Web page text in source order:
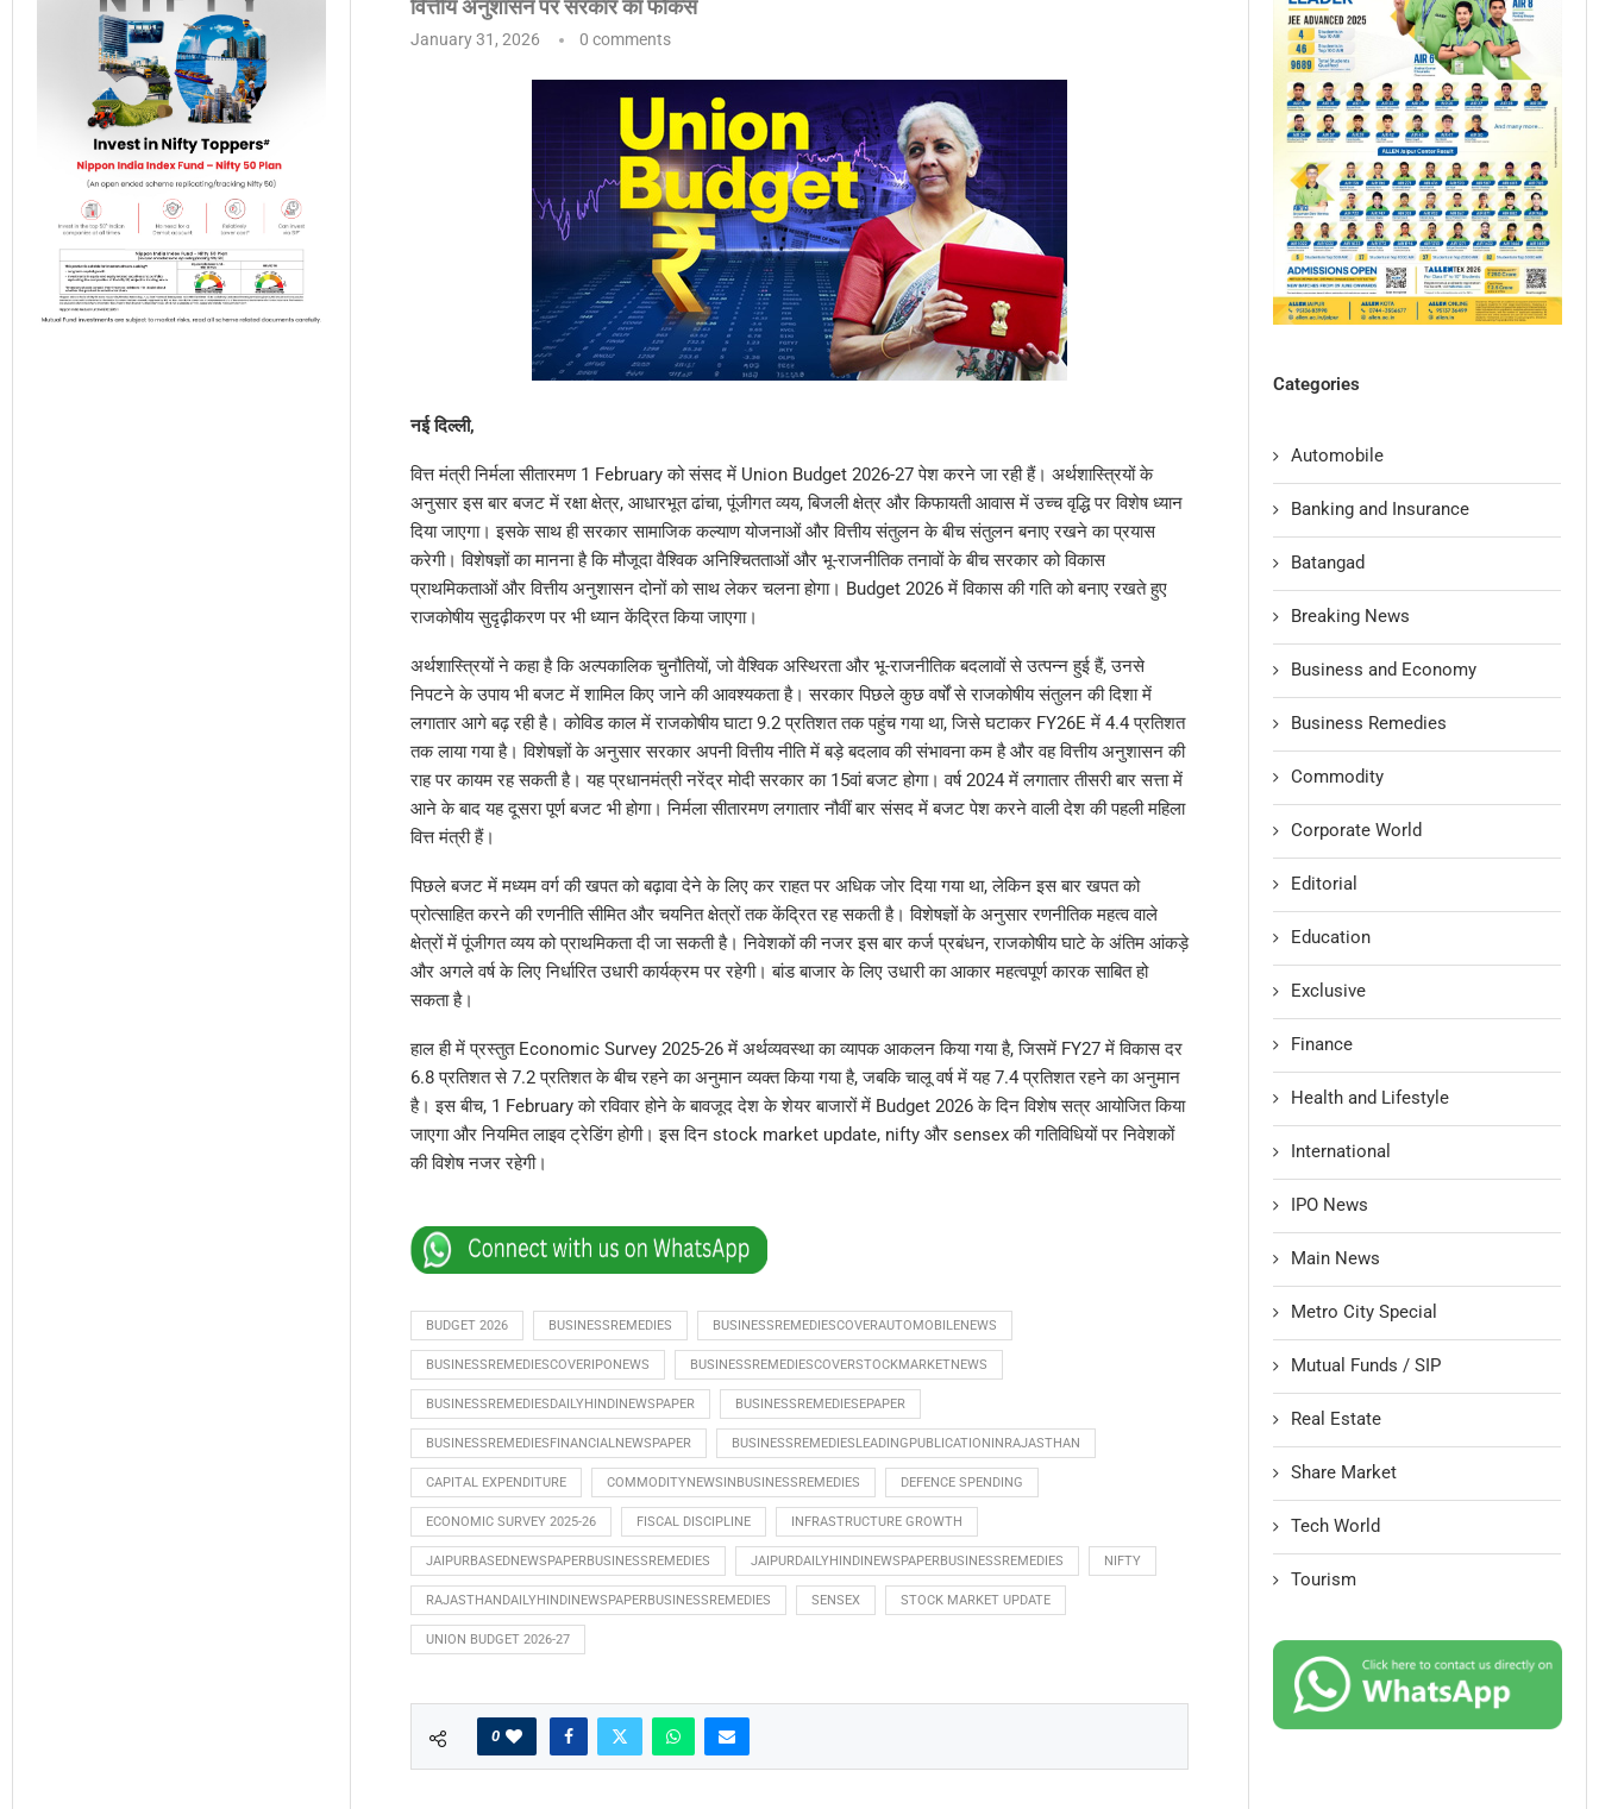
वित्तीय अनुशासन पर सरकार का फोकस
January 31, 2026 0 comments
नई दिल्ली,
वित्त मंत्री निर्मला सीतारमण 1 February को संसद में Union Budget 2026-27 पेश करने जा रही हैं। अर्थशास्त्रियों के
अनुसार इस बार बजट में रक्षा क्षेत्र, आधारभूत ढांचा, पूंजीगत व्यय, बिजली क्षेत्र और किफायती आवास में उच्च वृद्धि पर विशेष ध्यान
दिया जाएगा। इसके साथ ही सरकार सामाजिक कल्याण योजनाओं और वित्तीय संतुलन के बीच संतुलन बनाए रखने का प्रयास
करेगी। विशेषज्ञों का मानना है कि मौजूदा वैश्विक अनिश्चितताओं और भू-राजनीतिक तनावों के बीच सरकार को विकास
प्राथमिकताओं और वित्तीय अनुशासन दोनों को साथ लेकर चलना होगा। Budget 2026 में विकास की गति को बनाए रखते हुए
राजकोषीय सुदृढ़ीकरण पर भी ध्यान केंद्रित किया जाएगा।
अर्थशास्त्रियों ने कहा है कि अल्पकालिक चुनौतियों, जो वैश्विक अस्थिरता और भू-राजनीतिक बदलावों से उत्पन्न हुई हैं, उनसे
निपटने के उपाय भी बजट में शामिल किए जाने की आवश्यकता है। सरकार पिछले कुछ वर्षों से राजकोषीय संतुलन की दिशा में
लगातार आगे बढ़ रही है। कोविड काल में राजकोषीय घाटा 9.2 प्रतिशत तक पहुंच गया था, जिसे घटाकर FY26E में 4.4 प्रतिशत
तक लाया गया है। विशेषज्ञों के अनुसार सरकार अपनी वित्तीय नीति में बड़े बदलाव की संभावना कम है और वह वित्तीय अनुशासन की
राह पर कायम रह सकती है। यह प्रधानमंत्री नरेंद्र मोदी सरकार का 15वां बजट होगा। वर्ष 2024 में लगातार तीसरी बार सत्ता में
आने के बाद यह दूसरा पूर्ण बजट भी होगा। निर्मला सीतारमण लगातार नौवीं बार संसद में बजट पेश करने वाली देश की पहली महिला
वित्त मंत्री हैं।
पिछले बजट में मध्यम वर्ग की खपत को बढ़ावा देने के लिए कर राहत पर अधिक जोर दिया गया था, लेकिन इस बार खपत को
प्रोत्साहित करने की रणनीति सीमित और चयनित क्षेत्रों तक केंद्रित रह सकती है। विशेषज्ञों के अनुसार रणनीतिक महत्व वाले
क्षेत्रों में पूंजीगत व्यय को प्राथमिकता दी जा सकती है। निवेशकों की नजर इस बार कर्ज प्रबंधन, राजकोषीय घाटे के अंतिम आंकड़े
और अगले वर्ष के लिए निर्धारित उधारी कार्यक्रम पर रहेगी। बांड बाजार के लिए उधारी का आकार महत्वपूर्ण कारक साबित हो
सकता है।
हाल ही में प्रस्तुत Economic Survey 2025-26 में अर्थव्यवस्था का व्यापक आकलन किया गया है, जिसमें FY27 में विकास दर
6.8 प्रतिशत से 7.2 प्रतिशत के बीच रहने का अनुमान व्यक्त किया गया है, जबकि चालू वर्ष में यह 7.4 प्रतिशत रहने का अनुमान
है। इस बीच, 1 February को रविवार होने के बावजूद देश के शेयर बाजारों में Budget 2026 के दिन विशेष सत्र आयोजित किया
जाएगा और नियमित लाइव ट्रेडिंग होगी। इस दिन stock market update, nifty और sensex की गतिविधियों पर निवेशकों
की विशेष नजर रहेगी।
BUDGET 2026 BUSINESSREMEDIES BUSINESSREMEDIESCOVERAUTOMOBILENEWS
BUSINESSREMEDIESCOVERIPONEWS BUSINESSREMEDIESCOVERSTOCKMARKETNEWS
BUSINESSREMEDIESDAILYHINDINEWSPAPER BUSINESSREMEDIESEPAPER
BUSINESSREMEDIESFINANCIALNEWSPAPER BUSINESSREMEDIESLEADINGPUBLICATIONINRAJASTHAN
CAPITAL EXPENDITURE COMMODITYNEWSINBUSINESSREMEDIES DEFENCE SPENDING
ECONOMIC SURVEY 2025-26 FISCAL DISCIPLINE INFRASTRUCTURE GROWTH
JAIPURBASEDNEWSPAPERBUSINESSREMEDIES JAIPURDAILYHINDINEWSPAPERBUSINESSREMEDIES NIFTY
RAJASTHANDAILYHINDINEWSPAPERBUSINESSREMEDIES SENSEX STOCK MARKET UPDATE
UNION BUDGET 2026-27
0
Categories
Automobile
Banking and Insurance
Batangad
Breaking News
Business and Economy
Business Remedies
Commodity
Corporate World
Editorial
Education
Exclusive
Finance
Health and Lifestyle
International
IPO News
Main News
Metro City Special
Mutual Funds / SIP
Real Estate
Share Market
Tech World
Tourism